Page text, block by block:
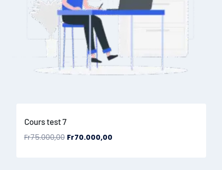
Cours test 7
Fr75.000,00 Fr70.000,00